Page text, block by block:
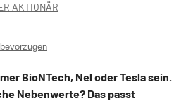
AKTIONÄR
BioNTech, Nel oder Tesla sein.
Nebenwerte? Das passt